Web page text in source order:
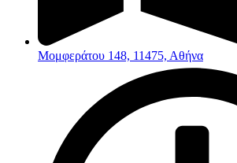
Μομφεράτου 148, 11475, Αθήνα